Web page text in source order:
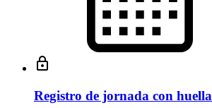
Registro de jornada con huella